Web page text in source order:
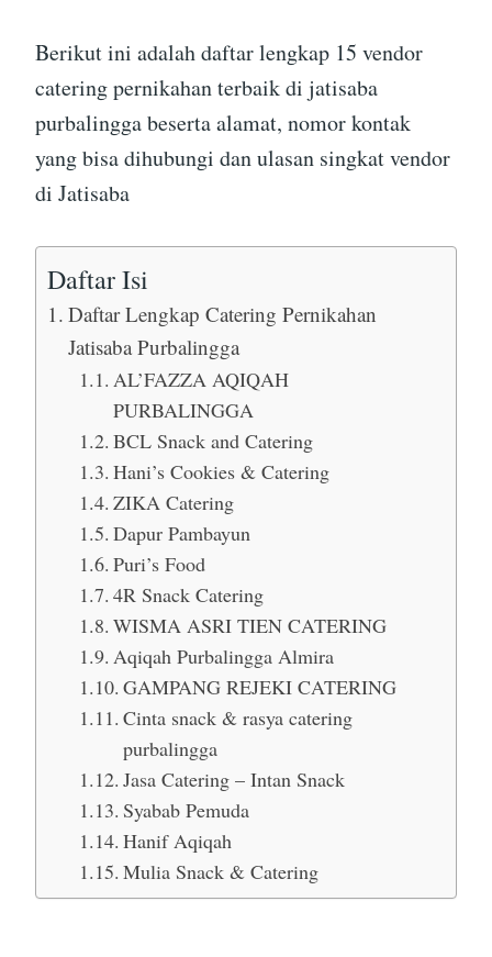
Berikut ini adalah daftar lengkap 15 vendor
catering pernikahan terbaik di jatisaba
purbalingga beserta alamat, nomor kontak
yang bisa dihubungi dan ulasan singkat vendor
di Jatisaba
Daftar Isi
Daftar Lengkap Catering Pernikahan
Jatisaba Purbalingga
AL’FAZZA AQIQAH
PURBALINGGA
BCL Snack and Catering
Hani’s Cookies & Catering
ZIKA Catering
Dapur Pambayun
Puri’s Food
4R Snack Catering
WISMA ASRI TIEN CATERING
Aqiqah Purbalingga Almira
GAMPANG REJEKI CATERING
Cinta snack & rasya catering
purbalingga
Jasa Catering – Intan Snack
Syabab Pemuda
Hanif Aqiqah
Mulia Snack & Catering